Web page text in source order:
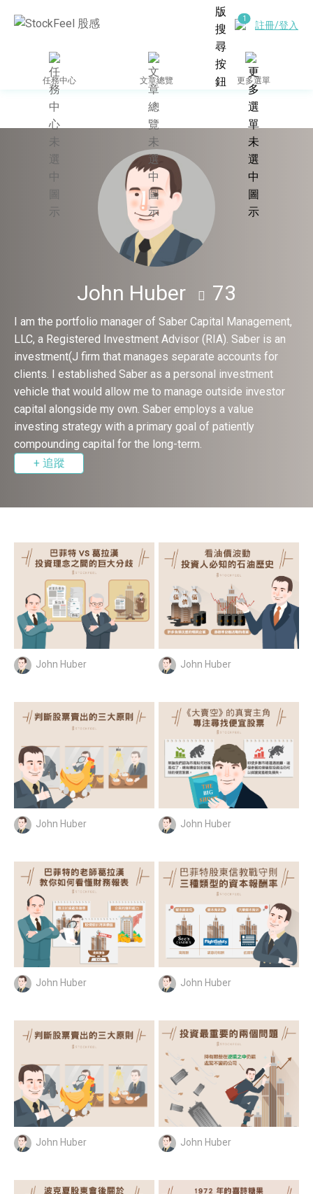
註冊/登入
任務中心 文章總覽 更多選單
John Huber 73
I am the portfolio manager of Saber Capital Management,
LLC, a Registered Investment Advisor (RIA). Saber is an
investment(J firm that manages separate accounts for
clients. I established Saber as a personal investment
vehicle that would allow me to manage outside investor
capital alongside my own. Saber employs a value
investing strategy with a primary goal of patiently
compounding capital for the long-term.
+ 追蹤
John Huber John Huber
John Huber John Huber
John Huber John Huber
John Huber John Huber